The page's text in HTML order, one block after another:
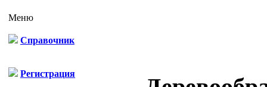
Меню
Справочник
Регистрация